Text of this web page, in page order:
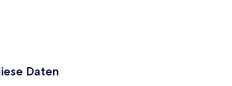
Daten